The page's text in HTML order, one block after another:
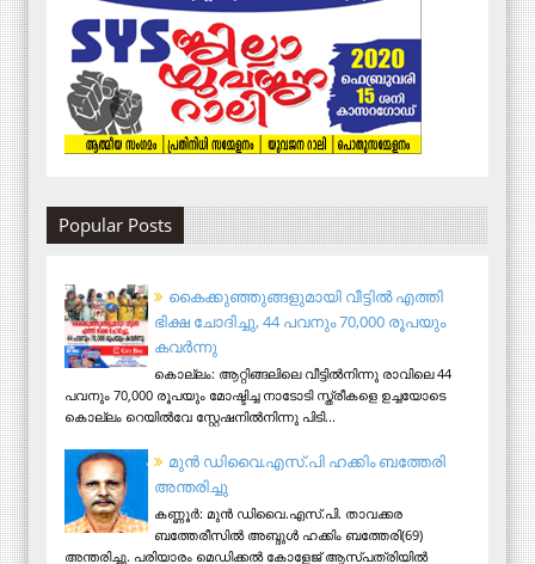
Popular Posts
കൈക്കുഞ്ഞുങ്ങളുമായി വീട്ടിൽ എത്തി
ഭിക്ഷ ചോദിച്ചു, 44 പവനും 70,000 രൂപയും
കവർന്നു
കൊല്ലം: ആറ്റിങ്ങലിലെ വീട്ടിൽനിന്നു രാവിലെ 44
പവനും 70,000 രൂപയും മോഷ്ടിച്ച നാടോടി സ്ത്രീകളെ ഉച്ചയോടെ
കൊല്ലം റെയിൽവേ സ്റ്റേഷനിൽനിന്നു പിടി...
മുന്‍ ഡിവൈ.എസ്.പി ഹക്കിം ബത്തേരി
അന്തരിച്ചു
കണ്ണൂര്‍: മുന്‍ ഡിവൈ.എസ്.പി. താവക്കര
ബത്തേരീസില്‍ അബ്ദുള്‍ ഹക്കിം ബത്തേരി(69)
അന്തരിച്ചു. പരിയാരം മെഡിക്കല്‍ കോളേജ് ആസ്​പത്രിയില്‍